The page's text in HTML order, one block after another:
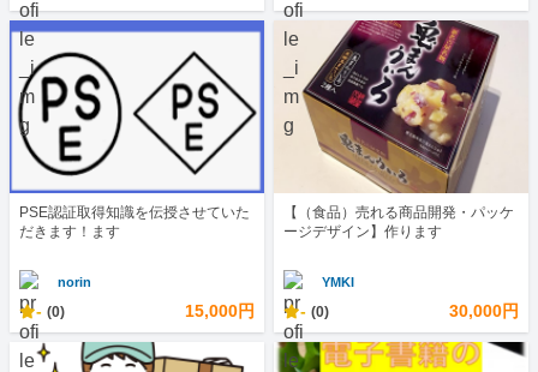
PSE認証取得知識を伝授させていた
だきます！ます
norin
- (0) 15,000円
【（食品）売れる商品開発・パッケ
ージデザイン】作ります
YMKI
- (0) 30,000円